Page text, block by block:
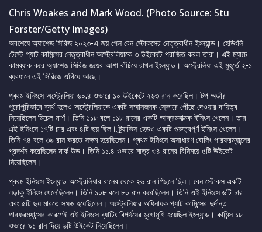
Chris Woakes and Mark Wood. (Photo Source: Stu
Forster/Getty Images)
অবশেষে অ্যাশেজ সিরিজ ২০২৩-এ জয় পেল বেন স্টোকসের নেতৃত্বাধীন ইংল্যান্ড। হেডিংলি
টেস্টে প্যাট কামিন্সের নেতৃত্বাধীন অস্ট্রেলিয়াকে ৩ উইকেটে পরাজিত করল তারা। এই ম্যাচে
কামব্যাক করে অ্যাশেজ সিরিজ জয়ের আশা বাঁচিয়ে রাখল ইংল্যান্ড। অস্ট্রেলিয়া এই মুহূর্তে ২-১
ব্যবধানে এই সিরিজে এগিয়ে আছে।
প্ৰথম ইনিংসে অস্ট্রেলিয়া ৬০.৪ ওভারে ১০ উইকেটে ২৬৩ রান করেছিল। টপ অর্ডার
পুরোপুরিভাবে ব্যর্থ হলেও অস্ট্রেলিয়াকে একটি সম্মানজনক স্কোরে পৌঁছে দেওয়ার দায়িত্ব
নিয়েছিলেন মিচেল মার্শ। তিনি ১১৮ বলে ১১৮ রানের একটি আক্রমনাত্মক ইনিংস খেলেন। তার
এই ইনিংসে ১৭টি চার এবং ৪টি ছয় ছিল। ট্র্যাভিস হেডও একটি গুরুত্বপূর্ণ ইনিংস খেলেন।
তিনি ৭৪ বলে ৩৯ রান করতে সক্ষম হয়েছিলেন। প্ৰথম ইনিংসে অসাধারণ বোলিং পারফরম্যান্সের
প্রদর্শন করেছিলেন মার্ক উড। তিনি ১১.৪ ওভারে মাত্র ৩৪ রানের বিনিময়ে ৫টি উইকেট
নিয়েছিলেন।
প্ৰথম ইনিংসে ইংল্যান্ড অস্ট্রেলিয়ার রানের থেকে ২৬ রান পিছনে ছিল। বেন স্টোকস একটি
লড়াকু ইনিংস খেলেছিলেন। তিনি ১০৮ বলে ৮০ রান করেছিলেন। তিনি এই ইনিংসে ৬টি চার
এবং ৫টি ছয় মারতে সক্ষম হয়েছিলেন। অস্ট্রেলিয়ার অধিনায়ক প্যাট কামিন্সের দুর্দান্ত
পারফরম্যান্সের কারণেই এই ইনিংসে ব্যাটিং বিপর্যয়ের মুখোমুখি হয়েছিল ইংল্যান্ড। কামিন্স ১৮
ওভারে ৯১ রান দিয়ে ৬টি উইকেট নিয়েছিলেন।